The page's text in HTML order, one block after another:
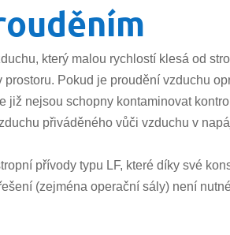
který malou rychlostí klesá od
Pokud je proudění vzduchu
nejsou schopny kontaminovat
přiváděného vůči vzduchu v
přívody typu LF, které díky své
(zejména operační sály) není